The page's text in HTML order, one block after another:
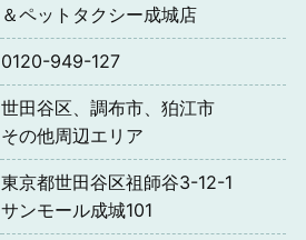
＆ペットタクシー成城店
0120-949-127
世田谷区、調布市、狛江市
その他周辺エリア
東京都世田谷区祖師谷3-12-1
サンモール成城101